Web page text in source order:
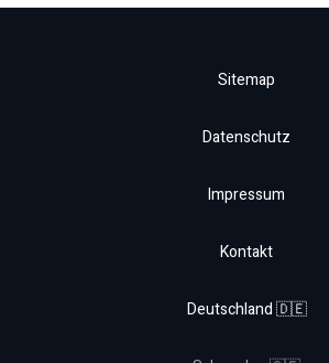
Sitemap
Datenschutz
Impressum
Kontakt
Deutschland 🇩🇪